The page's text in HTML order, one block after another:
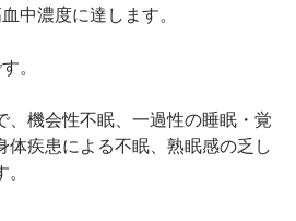
中濃度に達します。
。
、機会性不眠、一過性の睡眠・覚
体疾患による不眠、熟眠感の乏し